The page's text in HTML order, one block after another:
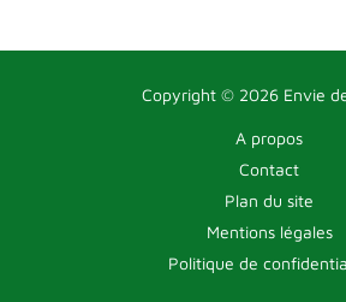
Copyright © 2026 Envie
A propos
Contact
Plan du site
Mentions légales
Politique de